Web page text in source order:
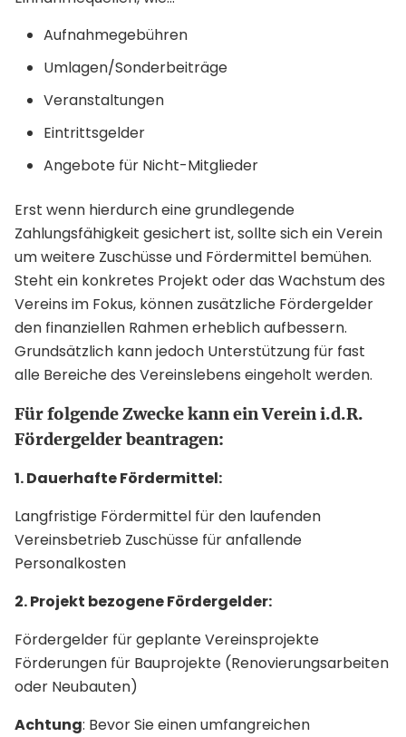
Aufnahmegebühren
Umlagen/Sonderbeiträge
Veranstaltungen
Eintrittsgelder
Angebote für Nicht-Mitglieder
Erst wenn hierdurch eine grundlegende
Zahlungsfähigkeit gesichert ist, sollte sich ein Verein
um weitere Zuschüsse und Fördermittel bemühen.
Steht ein konkretes Projekt oder das Wachstum des
Vereins im Fokus, können zusätzliche Fördergelder
den finanziellen Rahmen erheblich aufbessern.
Grundsätzlich kann jedoch Unterstützung für fast
alle Bereiche des Vereinslebens eingeholt werden.
Für folgende Zwecke kann ein Verein i.d.R.
Fördergelder beantragen:
1. Dauerhafte Fördermittel:
Langfristige Fördermittel für den laufenden
Vereinsbetrieb Zuschüsse für anfallende
Personalkosten
2. Projekt bezogene Fördergelder:
Fördergelder für geplante Vereinsprojekte
Förderungen für Bauprojekte (Renovierungsarbeiten
oder Neubauten)
Achtung: Bevor Sie einen umfangreichen